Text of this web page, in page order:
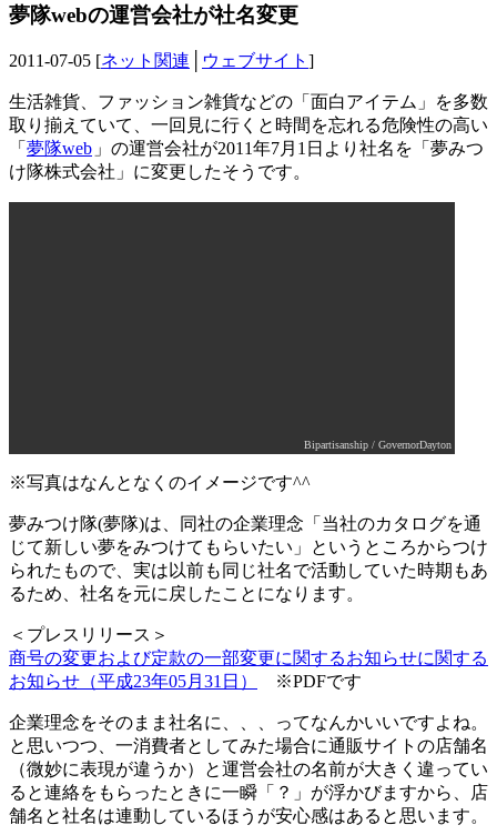
夢隊webの運営会社が社名変更
2011-07-05 [ネット関連 ウェブサイト ]
生活雑貨、ファッション雑貨などの「面白アイテム」を多数
取り揃えていて、一回見に行くと時間を忘れる危険性の高い
「 夢隊web 」の運営会社が2011年7月1日より社名を「夢みつ
け隊株式会社」に変更したそうです。
Bipartisanship / GovernorDayton
※写真はなんとなくのイメージです^^
夢みつけ隊(夢隊)は、同社の企業理念「当社のカタログを通
じて新しい夢をみつけてもらいたい」というところからつけ
られたもので、実は以前も同じ社名で活動していた時期もあ
るため、社名を元に戻したことになります。
＜プレスリリース＞
商号の変更および定款の一部変更に関するお知らせに関する
お知らせ（平成23年05月31日）
※PDFです
企業理念をそのまま社名に、、、ってなんかいいですよね。
と思いつつ、一消費者としてみた場合に通販サイトの店舗名
（微妙に表現が違うか）と運営会社の名前が大きく違ってい
ると連絡をもらったときに一瞬「？」が浮かびますから、店
舗名と社名は連動しているほうが安心感はあると思います。